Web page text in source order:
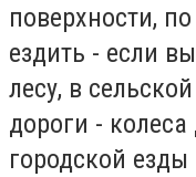
поверхности,
ездить - если
лесу, в
дороги -
городской